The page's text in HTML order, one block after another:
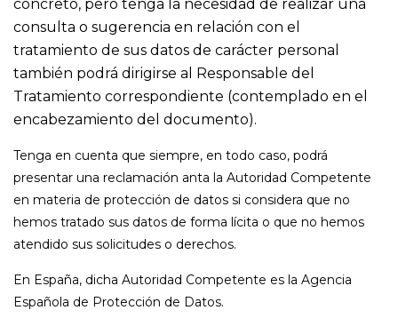
concreto, pero tenga la necesidad de realizar una
consulta o sugerencia en relación con el
tratamiento de sus datos de carácter personal
también podrá dirigirse al Responsable del
Tratamiento correspondiente (contemplado en el
encabezamiento del documento).
Tenga en cuenta que siempre, en todo caso, podrá
presentar una reclamación anta la Autoridad Competente
en materia de protección de datos si considera que no
hemos tratado sus datos de forma lícita o que no hemos
atendido sus solicitudes o derechos.
En España, dicha Autoridad Competente es la Agencia
Española de Protección de Datos.